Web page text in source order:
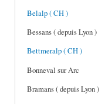
Belalp ( CH )
Bessans ( depuis Lyon )
Bettmeralp ( CH )
Bonneval sur Arc
Bramans ( depuis Lyon )